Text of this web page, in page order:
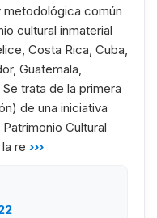
común
cultural inmaterial
Costa Rica, Cuba,
Guatemala,
trata de la primera
de una iniciativa
Cultural
re ›››